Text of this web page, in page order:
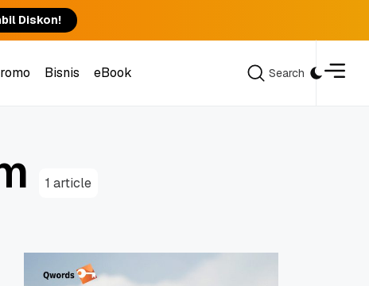
Diskon!
Bisnis
eBook
Search
1 article